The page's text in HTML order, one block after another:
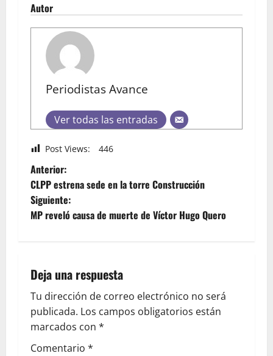
Autor
Periodistas Avance
Ver todas las entradas
Post Views: 446
Anterior:
CLPP estrena sede en la torre Construcción
Siguiente:
MP reveló causa de muerte de Víctor Hugo Quero
Deja una respuesta
Tu dirección de correo electrónico no será
publicada. Los campos obligatorios están
marcados con *
Comentario *